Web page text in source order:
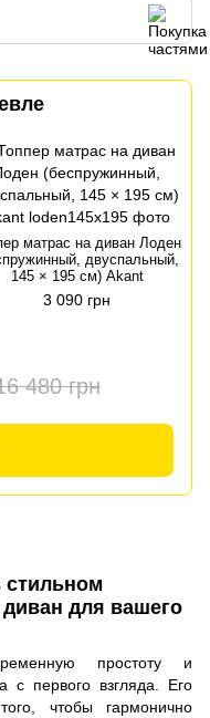
матрас на диван Лоден
двуспальный,
145 × 195 см) Akant
3 090 грн
480 грн
для вашего
простоту и
с первого взгляда. Его
чтобы гармонично